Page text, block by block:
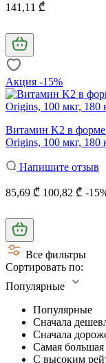
141,11 ₾
Акция -15%
Витамин K2 в
Origins, 100 мкг, 180
Напишите отзыв
85,69 ₾ 100,82 ₾ -
Все фильтры
Сортировать по:
Популярные
Популярные
Сначала
Сначала
Самая большая
С высоким